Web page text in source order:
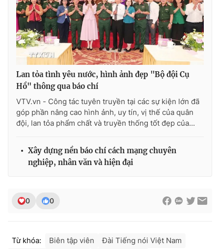
Lan tỏa tình yêu nước, hình ảnh đẹp "Bộ đội Cụ
Hồ" thông qua báo chí
VTV.vn - Công tác tuyên truyền tại các sự kiện lớn đã
góp phần nâng cao hình ảnh, uy tín, vị thế của quân
đội, lan tỏa phẩm chất và truyền thống tốt đẹp của...
Xây dựng nền báo chí cách mạng chuyên
nghiệp, nhân văn và hiện đại
0 0
Từ khóa: Biên tập viên
Đài Tiếng nói Việt Nam